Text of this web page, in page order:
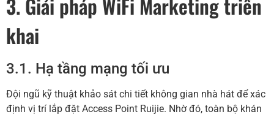
3. Giải pháp WiFi Marketing triển
khai
3.1. Hạ tầng mạng tối ưu
Đội ngũ kỹ thuật khảo sát chi tiết không gian nhà hát để xác
định vị trí lắp đặt Access Point Ruijie. Nhờ đó, toàn bộ khán